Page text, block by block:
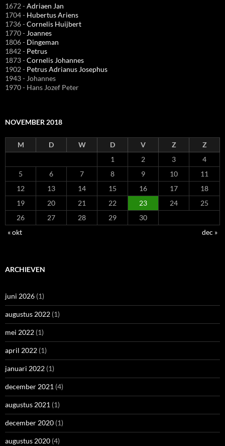
1672 -Adriaen Jan
1704 - Hubertus Ariens
1736 -Cornelis Huijbert
1770 - Joannes
1806 - Dingeman
1842 - Petrus
1873 -Cornelis Johannes
1902 - Petrus Adrianus Josephus
1943 - Johannes
1970 - Hans Jozef Peter
NOVEMBER 2018
M D W D V Z
Z
1
2 3
4
5
6 7 8 9 10
11
12
13 14 15 16 17
18
19
20 21 22 23 24
25
26
27 28 29
30
« okt
dec »
ARCHIEVEN
juni 2026 (1)
augustus 2022 (1)
mei 2022 (1)
april 2022 (1)
januari 2022 (1)
december 2021 (4)
augustus 2021 (1)
december 2020 (1)
augustus 2020 (4)